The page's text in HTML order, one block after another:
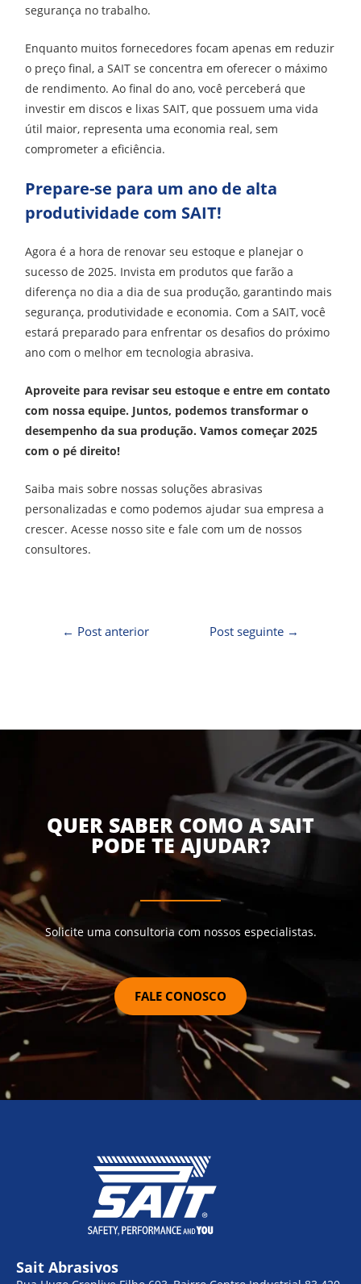
segurança no trabalho.
Enquanto muitos fornecedores focam apenas em reduzir
o preço final, a SAIT se concentra em oferecer o máximo
de rendimento. Ao final do ano, você perceberá que
investir em discos e lixas SAIT, que possuem uma vida
útil maior, representa uma economia real, sem
comprometer a eficiência.
Prepare-se para um ano de alta
produtividade com SAIT!
Agora é a hora de renovar seu estoque e planejar o
sucesso de 2025. Invista em produtos que farão a
diferença no dia a dia de sua produção, garantindo mais
segurança, produtividade e economia. Com a SAIT, você
estará preparado para enfrentar os desafios do próximo
ano com o melhor em tecnologia abrasiva.
Aproveite para revisar seu estoque e entre em contato
com nossa equipe. Juntos, podemos transformar o
desempenho da sua produção. Vamos começar 2025
com o pé direito!
Saiba mais sobre nossas soluções abrasivas
personalizadas e como podemos ajudar sua empresa a
crescer. Acesse nosso site e fale com um de nossos
consultores.
← Post anterior Post seguinte →
QUER SABER COMO A SAIT
PODE TE AJUDAR?
Solicite uma consultoria com nossos especialistas.
FALE CONOSCO
Sait Abrasivos